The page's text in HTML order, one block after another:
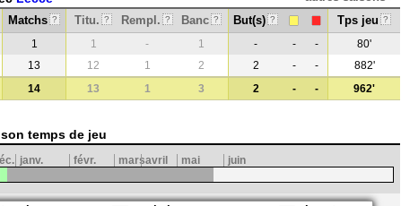
Matchs ? Titu. ? Rempl. ? Banc ? But(s) ? Tps jeu ?
1 1 - 1 - - -
80'
13 12 1 2 2 - -
882'
14 13 1 3 2 - - 962'
temps de jeu
janv. févr. marsavril mai juin